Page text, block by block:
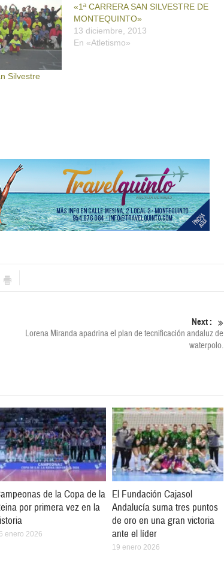
Silvestre
«1ª CARRERA SAN SILVESTRE DE
MONTEQUINTO»
13 diciembre, 2013
En «Atletismo»
Next :
Lorena Miranda apadrina el plan de tecnificación andaluz de
waterpolo.
de la Copa de la
por primera vez en la
enero 2026
El Fundación Cajasol
Andalucía suma tres puntos
de oro en una gran victoria
ante el líder
19 enero 2026